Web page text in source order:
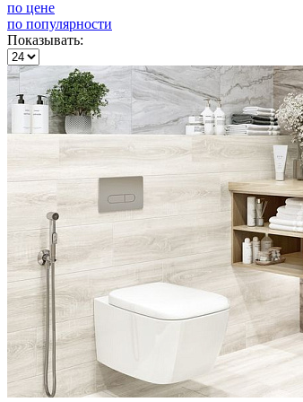
по цене
по популярности
Показывать: